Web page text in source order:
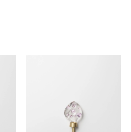
gegen Risse durch den täglichen
Messing, das leicht gebürstet wurde und